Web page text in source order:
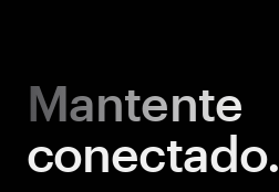
Mantente
conectado.